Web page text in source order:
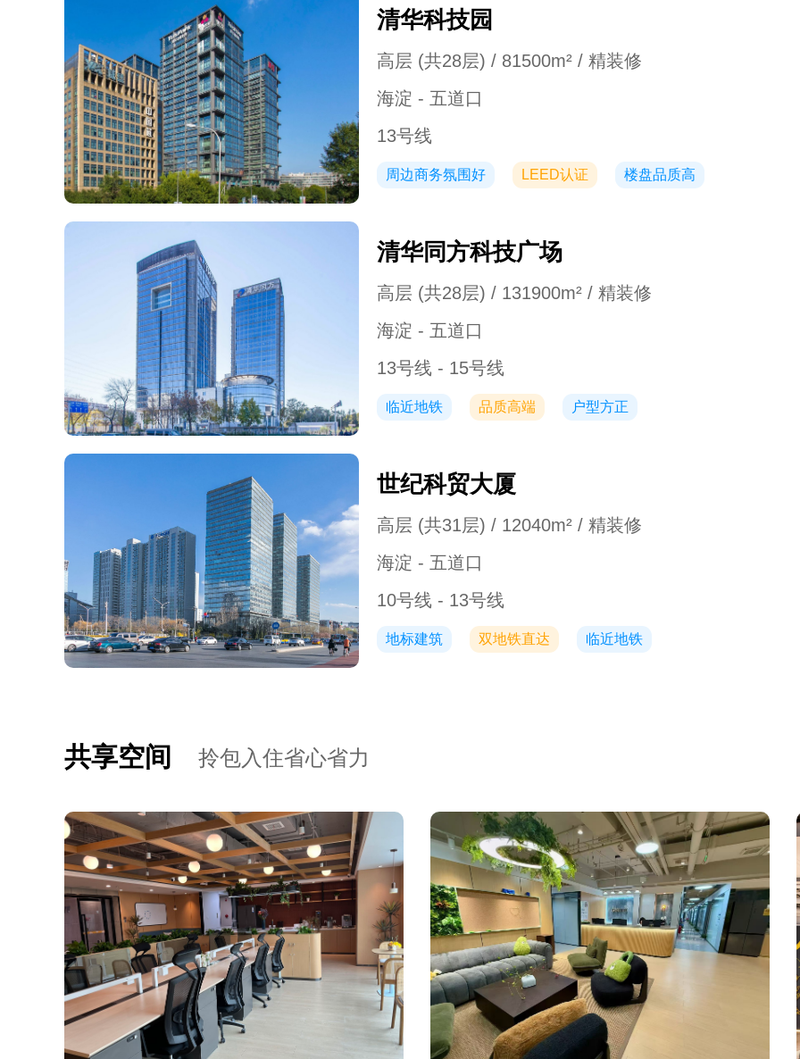
清华科技园
高层 (共28层) / 81500m² / 精装修
海淀 - 五道口
13号线
周边商务氛围好 LEED认证 楼盘品质高
清华同方科技广场
高层 (共28层) / 131900m² / 精装修
海淀 - 五道口
13号线 - 15号线
临近地铁 品质高端 户型方正
世纪科贸大厦
高层 (共31层) / 12040m² / 精装修
海淀 - 五道口
10号线 - 13号线
地标建筑 双地铁直达 临近地铁
共享空间 拎包入住省心省力